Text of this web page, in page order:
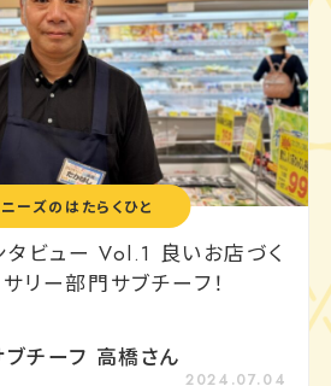
ーズのはたらくひと
タビュー Vol.1 良いお店づく
リー部門サブチーフ！
チーフ 高橋さん
2024.07.04